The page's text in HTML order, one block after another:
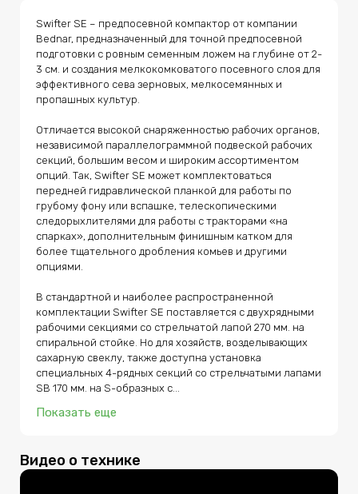
или вспашке, телескопическими следорыхлителями
для работы с тракторами «на спарках»,
дополнительным финишным катком для более
тщательного дробления комьев и другими опциями. В
стандартной и наиболее распространенной
комплектации Swifter SE поставляется с двухрядными
рабочими секциями со стрельчатой лапой 270 мм. на
спиральной стойке. Но для хозяйств, возделывающих
специальных 4-рядных секций со стрельчатыми
лапами SB 170 мм. на S-образных стойках. Swifter SE
выпускается в полуприцепном варианте с шириной
захвата 8, 10 или 12 м для агрегатирования с
тракторами от 250 до 400 л. с.
Swifter SE – предпосевной компактор от компании
Bednar, предназначенный для точной предпосевной
подготовки с ровным семенным ложем на глубине от 2-
3 см. и создания мелкокомковатого посевного слоя для
эффективного сева зерновых, мелкосемянных и
пропашных культур.
Отличается высокой снаряженностью рабочих органов,
независимой параллелограммной подвеской рабочих
секций, большим весом и широким ассортиментом
опций. Так, Swifter SE может комплектоваться
передней гидравлической планкой для работы по
грубому фону или вспашке, телескопическими
следорыхлителями для работы с тракторами «на
спарках», дополнительным финишным катком для
более тщательного дробления комьев и другими
опциями.
В стандартной и наиболее распространенной
комплектации Swifter SE поставляется с двухрядными
рабочими секциями со стрельчатой лапой 270 мм. на
спиральной стойке. Но для хозяйств, возделывающих
сахарную свеклу, также доступна установка
специальных 4-рядных секций со стрельчатыми лапами
SB 170 мм. на S-образных с...
Показать еще
Видео о технике